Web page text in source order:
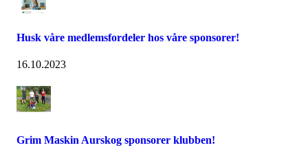
Husk våre medlemsfordeler hos våre sponsorer!
16.10.2023
Grim Maskin Aurskog sponsorer klubben!